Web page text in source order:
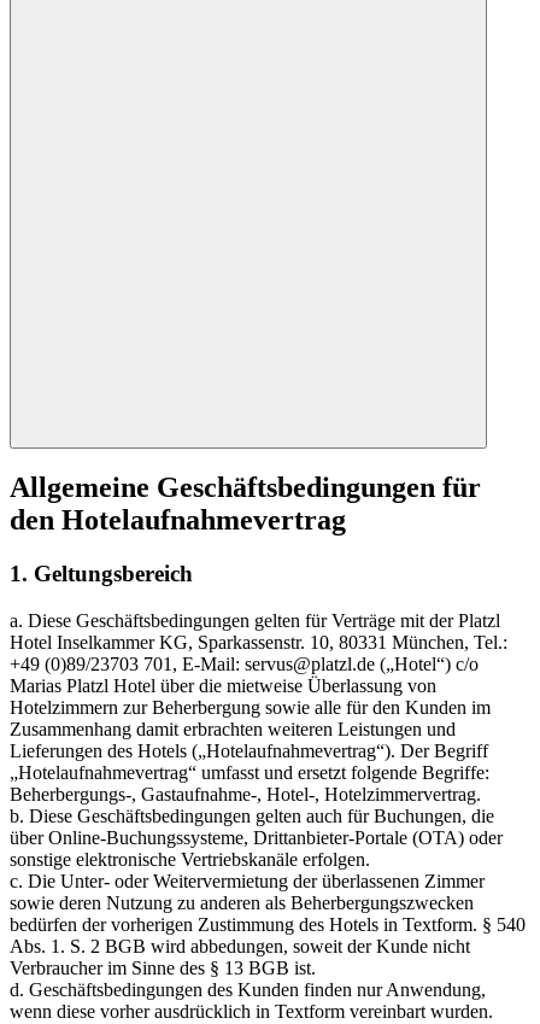
Allgemeine Geschäftsbedingungen für
den Hotelaufnahmevertrag
1. Geltungsbereich
a. Diese Geschäftsbedingungen gelten für Verträge mit der Platzl
Hotel Inselkammer KG, Sparkassenstr. 10, 80331 München, Tel.:
+49 (0)89/23703 701, E-Mail: servus@platzl.de („Hotel“) c/o
Marias Platzl Hotel über die mietweise Überlassung von
Hotelzimmern zur Beherbergung sowie alle für den Kunden im
Zusammenhang damit erbrachten weiteren Leistungen und
Lieferungen des Hotels („Hotelaufnahmevertrag“). Der Begriff
„Hotelaufnahmevertrag“ umfasst und ersetzt folgende Begriffe:
Beherbergungs-, Gastaufnahme-, Hotel-, Hotelzimmervertrag.
b. Diese Geschäftsbedingungen gelten auch für Buchungen, die
über Online-Buchungssysteme, Drittanbieter-Portale (OTA) oder
sonstige elektronische Vertriebskanäle erfolgen.
c. Die Unter- oder Weitervermietung der überlassenen Zimmer
sowie deren Nutzung zu anderen als Beherbergungszwecken
bedürfen der vorherigen Zustimmung des Hotels in Textform. § 540
Abs. 1. S. 2 BGB wird abbedungen, soweit der Kunde nicht
Verbraucher im Sinne des § 13 BGB ist.
d. Geschäftsbedingungen des Kunden finden nur Anwendung,
wenn diese vorher ausdrücklich in Textform vereinbart wurden.